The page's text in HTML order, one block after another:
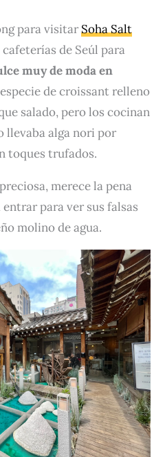
para visitarSoha Salt
de Seúl para
muy de moda en
de croissant relleno
salado, pero los cocinan
llevaba alga nori por
toques trufados.
merece la pena
para ver sus falsas
molino de agua.